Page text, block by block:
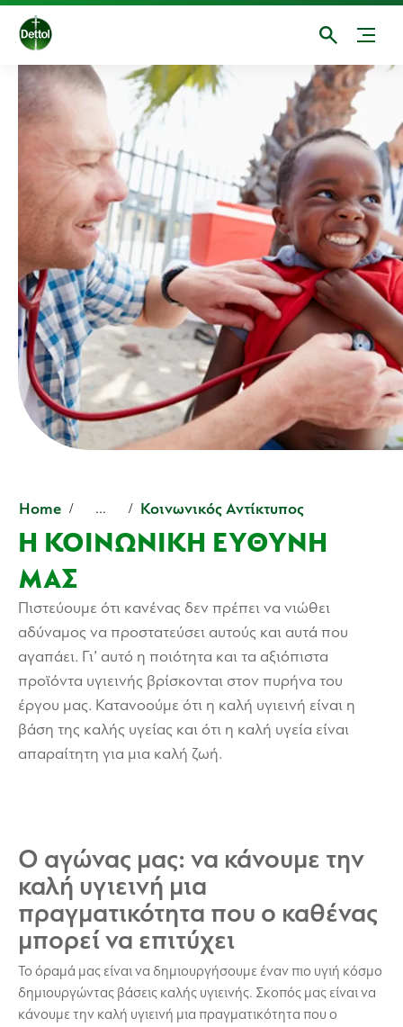
Home ... Κοινωνικός Αντίκτυπος
Η ΚΟΙΝΩΝΙΚΉ ΕΥΘΎΝΗ
ΜΑΣ
Πιστεύουμε ότι κανένας δεν πρέπει να νιώθει
αδύναμος να προστατεύσει αυτούς και αυτά που
αγαπάει. Γι’ αυτό η ποιότητα και τα αξιόπιστα
προϊόντα υγιεινής βρίσκονται στον πυρήνα του
έργου μας. Κατανοούμε ότι η καλή υγιεινή είναι η
βάση της καλής υγείας και ότι η καλή υγεία είναι
απαραίτητη για μια καλή ζωή.
Ο αγώνας μας: να κάνουμε την
καλή υγιεινή μια
πραγματικότητα που ο καθένας
μπορεί να επιτύχει
Το όραμά μας είναι να δημιουργήσουμε έναν πιο υγιή κόσμο
δημιουργώντας βάσεις καλής υγιεινής. Σκοπός μας είναι να
κάνουμε την καλή υγιεινή μια πραγματικότητα που ο